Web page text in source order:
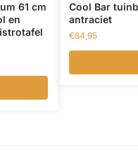
61 cm
en
Cool Bar
antraciet
€84,95